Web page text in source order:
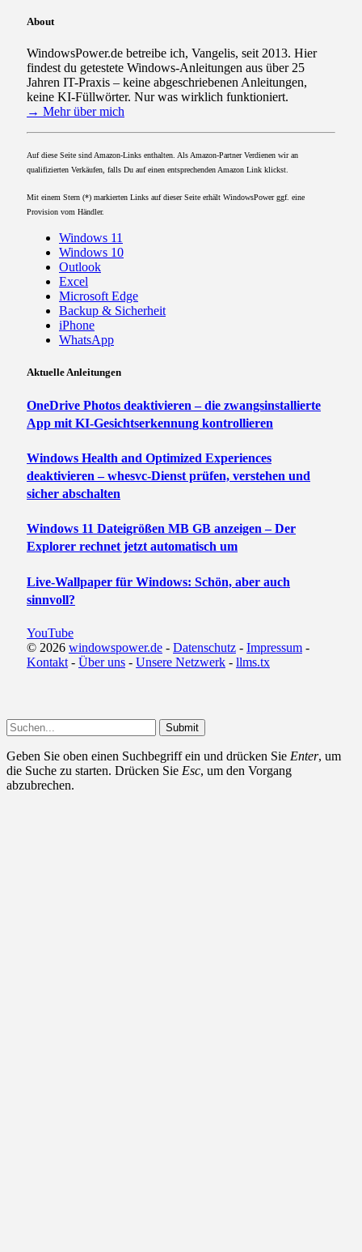
About
WindowsPower.de betreibe ich, Vangelis, seit 2013. Hier
findest du getestete Windows-Anleitungen aus über 25
Jahren IT-Praxis – keine abgeschriebenen Anleitungen,
keine KI-Füllwörter. Nur was wirklich funktioniert.
→ Mehr über mich
Auf diese Seite sind Amazon-Links enthalten. Als Amazon-Partner Verdienen wir an
qualifizierten Verkäufen, falls Du auf einen entsprechenden Amazon Link klickst.
Mit einem Stern (*) markierten Links auf dieser Seite erhält WindowsPower ggf. eine
Provision vom Händler.
Windows 11
Windows 10
Outlook
Excel
Microsoft Edge
Backup & Sicherheit
iPhone
WhatsApp
Aktuelle Anleitungen
OneDrive Photos deaktivieren – die zwangsinstallierte
App mit KI-Gesichtserkennung kontrollieren
Windows Health and Optimized Experiences
deaktivieren – whesvc-Dienst prüfen, verstehen und
sicher abschalten
Windows 11 Dateigrößen MB GB anzeigen – Der
Explorer rechnet jetzt automatisch um
Live-Wallpaper für Windows: Schön, aber auch
sinnvoll?
YouTube
© 2026 windowspower.de - Datenschutz - Impressum -
Kontakt - Über uns - Unsere Netzwerk - llms.tx
Submit
Geben Sie oben einen Suchbegriff ein und drücken Sie Enter, um
die Suche zu starten. Drücken Sie Esc, um den Vorgang
abzubrechen.